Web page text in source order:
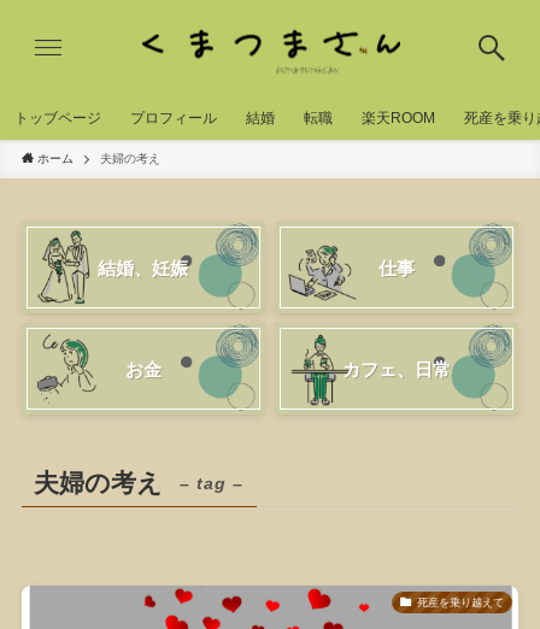
トッブページ プロフィール 結婚 転職 楽天ROOM 死産を乗り
ホーム 夫婦の考え
結婚、妊娠 仕事
お金 カフェ、日常
夫婦の考え – tag –
死産を乗り越えて